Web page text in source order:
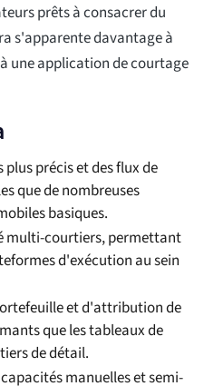
prêts à consacrer du
s'apparente davantage à
une application de courtage
plus précis et des flux de
que de nombreuses
basiques.
multi-courtiers, permettant
d'exécution au sein
et d'attribution de
que les tableaux de
de détail.
manuelles et semi-